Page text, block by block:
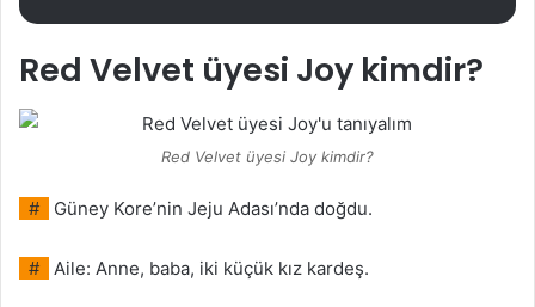
Red Velvet üyesi Joy kimdir?
Red Velvet üyesi Joy kimdir?
# Güney Kore’nin Jeju Adası’nda doğdu.
# Aile: Anne, baba, iki küçük kız kardeş.